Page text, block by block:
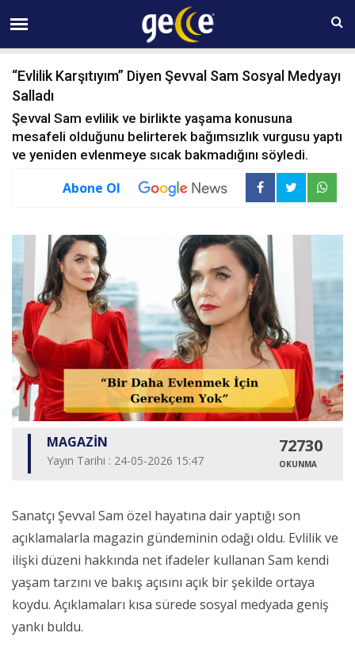
10 AĞUSTOS Pazartesi 11:06
“Evlilik Karşıtıyım” Diyen Şevval Sam Sosyal Medyayı
Salladı
Şevval Sam evlilik ve birlikte yaşama konusuna
mesafeli olduğunu belirterek bağımsızlık vurgusu yaptı
ve yeniden evlenmeye sıcak bakmadığını söyledi.
Abone Ol
MAGAZİN
Yayın Tarihi : 24-05-2026 15:47
72730
OKUNMA
Sanatçı Şevval Sam özel hayatına dair yaptığı son
açıklamalarla magazin gündeminin odağı oldu. Evlilik ve
ilişki düzeni hakkında net ifadeler kullanan Sam kendi
yaşam tarzını ve bakış açısını açık bir şekilde ortaya
koydu. Açıklamaları kısa sürede sosyal medyada geniş
yankı buldu.